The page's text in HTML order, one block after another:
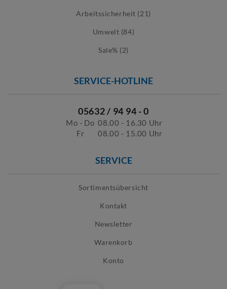
Arbeitssicherheit (21)
Umwelt (84)
Sale% (2)
SERVICE-HOTLINE
05632 / 94 94 - 0
Mo - Do 08.00 - 16.30 Uhr
Fr
08.00 - 15.00 Uhr
SERVICE
Sortimentsübersicht
Kontakt
Newsletter
Warenkorb
Konto